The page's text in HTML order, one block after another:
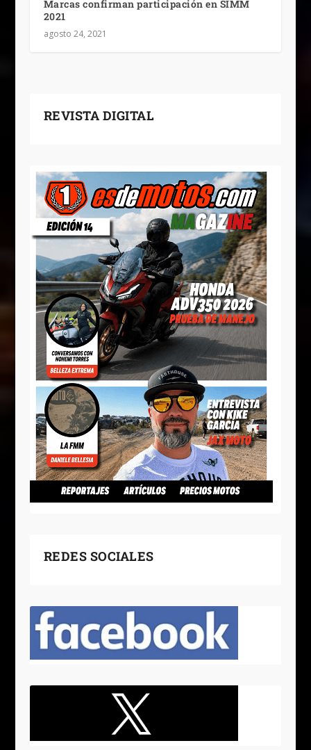
Marcas confirman participación en SIMM
2021
agosto 24, 2021
REVISTA DIGITAL
REDES SOCIALES